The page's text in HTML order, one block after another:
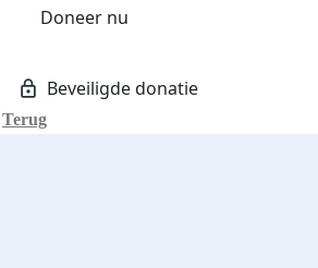
Terug
Doneer nu